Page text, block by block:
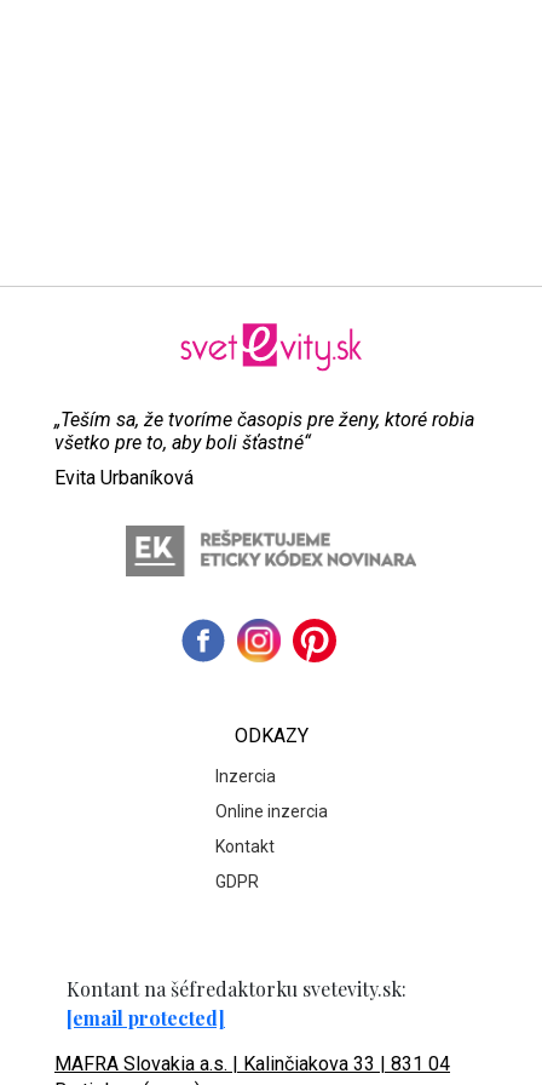
„Teším sa, že tvoríme časopis pre ženy, ktoré robia
všetko pre to, aby boli šťastné“
Evita Urbaníková
ODKAZY
Inzercia
Online inzercia
Kontakt
GDPR
Kontant na šéfredaktorku svetevity.sk:
[email protected]
MAFRA Slovakia a.s. | Kalinčiakova 33 | 831 04